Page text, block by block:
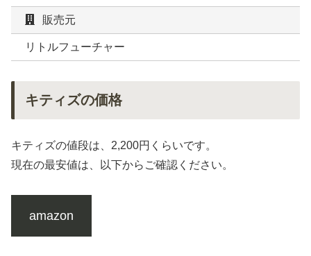
販売元
リトルフューチャー
キティズの価格
キティズの値段は、2,200円くらいです。
現在の最安値は、以下からご確認ください。
amazon